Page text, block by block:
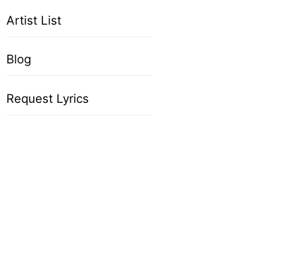
Artist List
Blog
Request Lyrics